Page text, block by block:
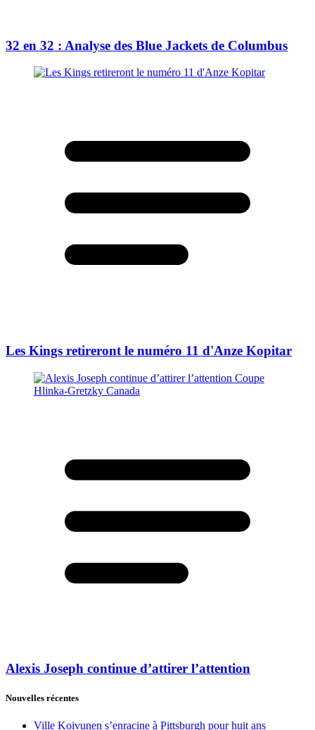
32 en 32 : Analyse des Blue Jackets de Columbus
Les Kings retireront le numéro 11 d'Anze Kopitar
Alexis Joseph continue d’attirer l’attention
Nouvelles récentes
Ville Koivunen s’enracine à Pittsburgh pour huit ans